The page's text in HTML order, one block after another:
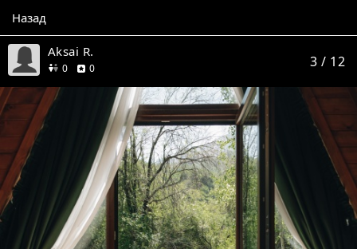
Назад
Aksai R.
0друзей
0отзывов 3 / 12